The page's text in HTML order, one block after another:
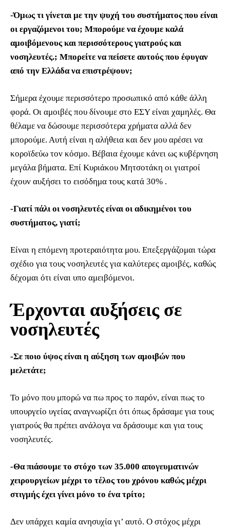
-Όμως τι γίνεται με την ψυχή του συστήματος που είναι
οι εργαζόμενοι του; Μπορούμε να έχουμε καλά
αμοιβόμενους και περισσότερους γιατρούς και
νοσηλευτές.; Μπορείτε να πείσετε αυτούς που έφυγαν
από την Ελλάδα να επιστρέψουν;
Σήμερα έχουμε περισσότερο προσωπικό από κάθε άλλη
φορά. Οι αμοιβές που δίνουμε στο ΕΣΥ είναι χαμηλές. Θα
θέλαμε να δώσουμε περισσότερα χρήματα αλλά δεν
μπορούμε. Αυτή είναι η αλήθεια και δεν μου αρέσει να
κοροϊδεύω τον κόσμο. Βέβαια έχουμε κάνει ως κυβέρνηση
μεγάλα βήματα. Επί Κυριάκου Μητσοτάκη οι γιατροί
έχουν αυξήσει το εισόδημα τους κατά 30% .
-Γιατί πάλι οι νοσηλευτές είναι οι αδικημένοι του
συστήματος, γιατί;
Είναι η επόμενη προτεραιότητα μου. Επεξεργάζομαι τώρα
σχέδιο για τους νοσηλευτές για καλύτερες αμοιβές, καθώς
δέχομαι ότι είναι υπο αμειβόμενοι.
Έρχονται αυξήσεις σε
νοσηλευτές
-Σε ποιο ύψος είναι η αύξηση των αμοιβών που
μελετάτε;
Το μόνο που μπορώ να πω προς το παρόν, είναι πως το
υπουργείο υγείας αναγνωρίζει ότι όπως δράσαμε για τους
γιατρούς θα πρέπει ανάλογα να δράσουμε και για τους
νοσηλευτές.
-Θα πιάσουμε το στόχο των 35.000 απογευματινών
χειρουργείων μέχρι το τέλος του χρόνου καθώς μέχρι
στιγμής έχει γίνει μόνο το ένα τρίτο;
Δεν υπάρχει καμία ανησυχία γι’ αυτό. Ο στόχος μέχρι